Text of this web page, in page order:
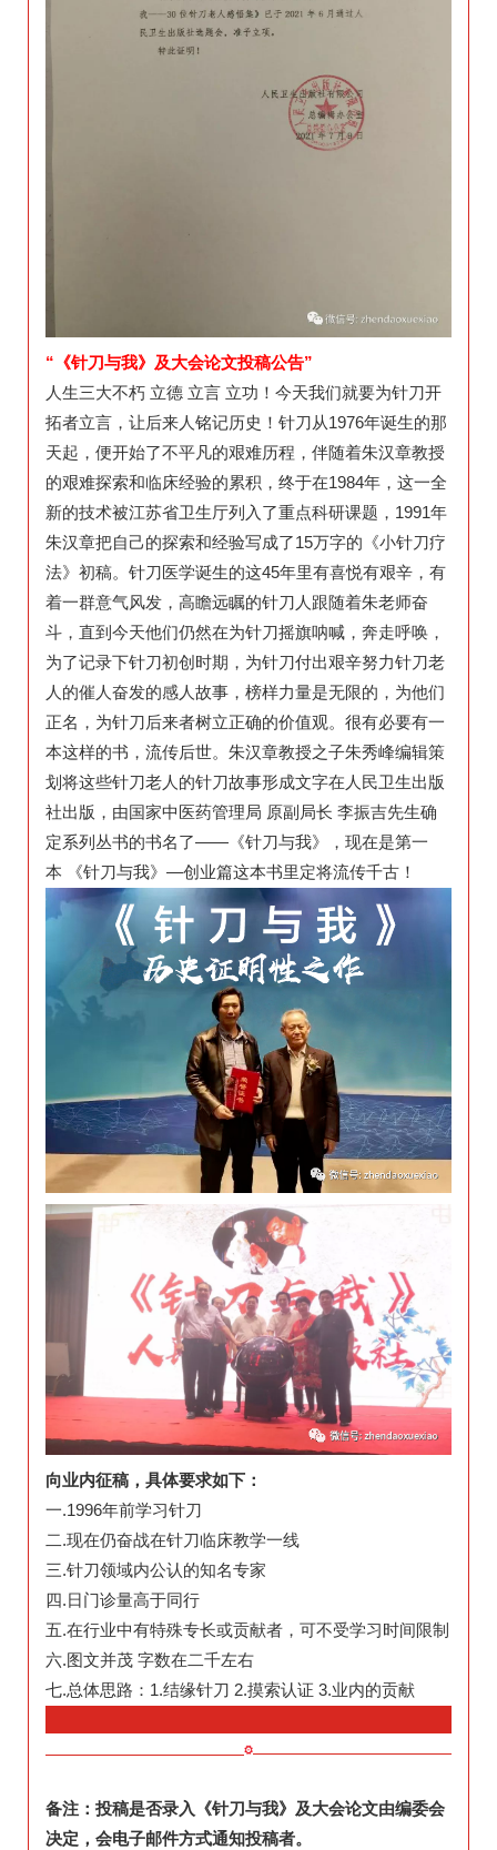
“《针刀与我》及大会论文投稿公告”
人生三大不朽 立德 立言 立功！今天我们就要为针刀开
拓者立言，让后来人铭记历史！针刀从1976年诞生的那
天起，便开始了不平凡的艰难历程，伴随着朱汉章教授
的艰难探索和临床经验的累积，终于在1984年，这一全
新的技术被江苏省卫生厅列入了重点科研课题，1991年
朱汉章把自己的探索和经验写成了15万字的《小针刀疗
法》初稿。针刀医学诞生的这45年里有喜悦有艰辛，有
着一群意气风发，高瞻远瞩的针刀人跟随着朱老师奋
斗，直到今天他们仍然在为针刀摇旗呐喊，奔走呼唤，
为了记录下针刀初创时期，为针刀付出艰辛努力针刀老
人的催人奋发的感人故事，榜样力量是无限的，为他们
正名，为针刀后来者树立正确的价值观。很有必要有一
本这样的书，流传后世。朱汉章教授之子朱秀峰编辑策
划将这些针刀老人的针刀故事形成文字在人民卫生出版
社出版，由国家中医药管理局 原副局长 李振吉先生确
定系列丛书的书名了——《针刀与我》，现在是第一
本 《针刀与我》—创业篇这本书里定将流传千古！
向业内征稿，具体要求如下：
一.1996年前学习针刀
二.现在仍奋战在针刀临床教学一线
三.针刀领域内公认的知名专家
四.日门诊量高于同行
五.在行业中有特殊专长或贡献者，可不受学习时间限制
六.图文并茂 字数在二千左右
七.总体思路：1.结缘针刀 2.摸索认证 3.业内的贡献
备注：投稿是否录入《针刀与我》及大会论文由编委会
决定，会电子邮件方式通知投稿者。